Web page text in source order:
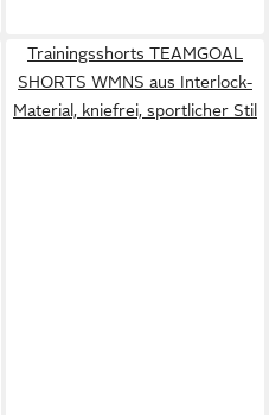
Trainingsshorts TEAMGOAL
SHORTS WMNS aus Interlock-
Material, kniefrei, sportlicher Stil